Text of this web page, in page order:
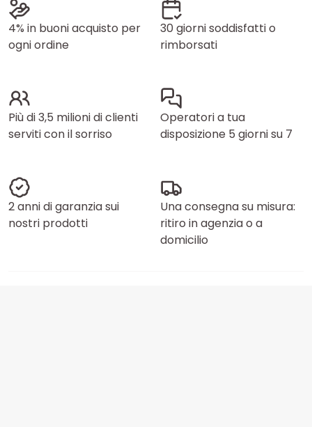
4% in buoni acquisto per
ogni ordine
30 giorni soddisfatti o
rimborsati
Più di 3,5 milioni di clienti
serviti con il sorriso
Operatori a tua
disposizione 5 giorni su 7
2 anni di garanzia sui
nostri prodotti
Una consegna su misura:
ritiro in agenzia o a
domicilio